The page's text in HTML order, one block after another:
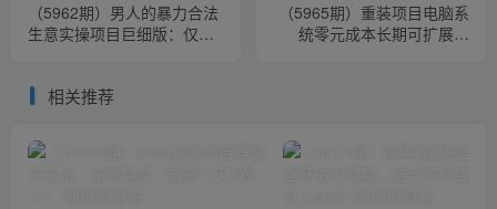
（5962期）男人的暴力合法
生意实操项目巨细版：仅一
（5965期）重装项目电脑系
统零元成本长期可扩展项
相关推荐